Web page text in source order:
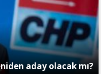
aday olacak mı?